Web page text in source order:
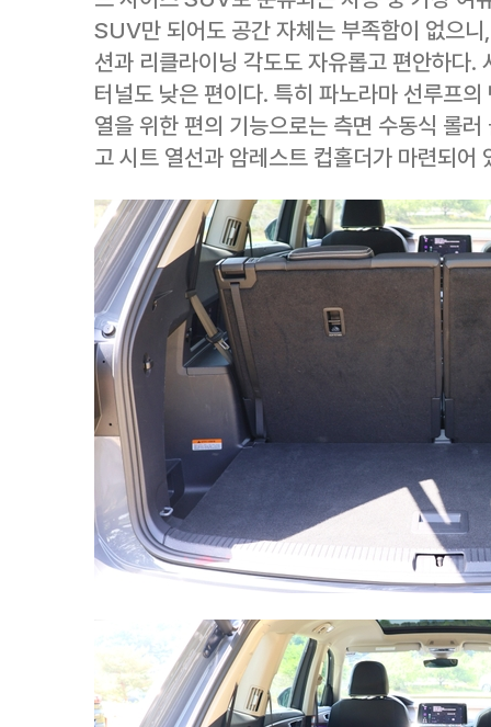
SUV만 되어도 공간 자체는 부족함이 없으
션과 리클라이닝 각도도 자유롭고 편안하다.
터널도 낮은 편이다. 특히 파노라마 선루프
열을 위한 편의 기능으로는 측면 수동식 롤
고 시트 열선과 암레스트 컵홀더가 마련되어